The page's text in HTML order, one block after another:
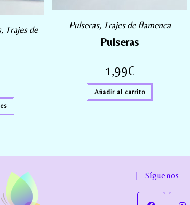
, Trajes de
Pulseras, Trajes de flamenca
Pulseras
1,99€
Añadir al carrito
Síguenos